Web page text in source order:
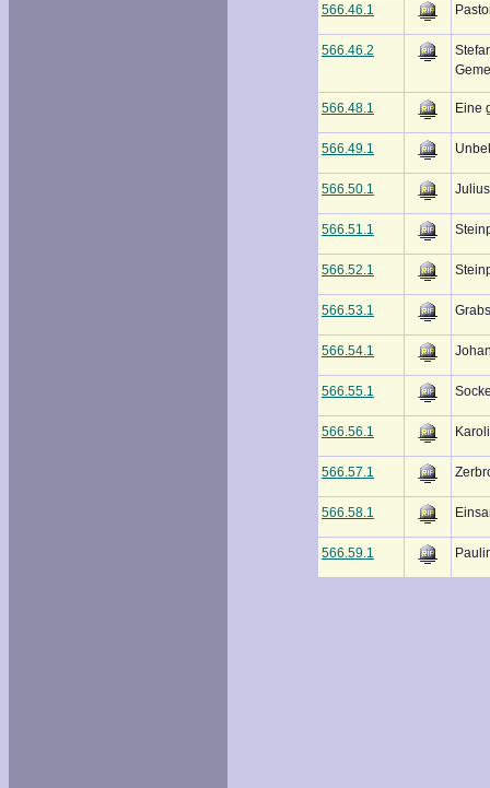
566.46.1
566.46.2
566.48.1 Eine
566.49.1
566.50.1
566.51.1
566.52.1
566.53.1
566.54.1
566.55.1
566.56.1
566.57.1
566.58.1
566.59.1